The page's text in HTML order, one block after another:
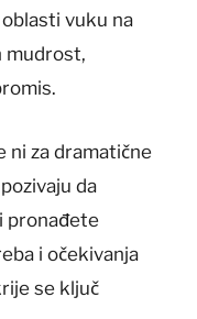
vuku na
mudrost,
ni za dramatične
da
pronađete
i očekivanja
se ključ